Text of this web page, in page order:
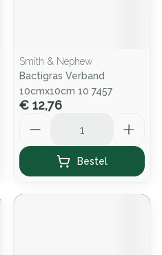
Smith & Nephew
Bactigras Verband
10cmx10cm 10 7457
€ 12,76
Bestel